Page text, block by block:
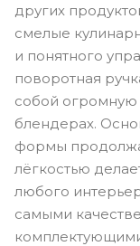
других
смелые
и понятного
поворотная
собой огромную
блендерах.
формы
лёгкостью
любого
самыми